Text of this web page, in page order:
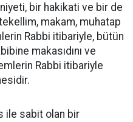
bir hakikati ve bir de
makam, muhatap
Rabbi itibariyle, bütün
makasıdını ve
Rabbi itibariyle
ile sabit olan bir